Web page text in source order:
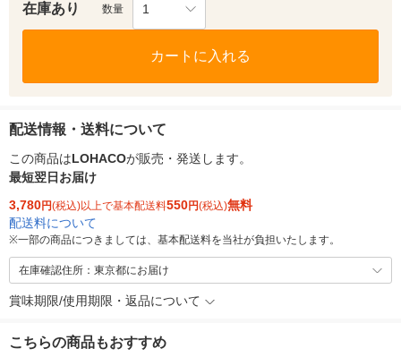
在庫あり 数量 1
カートに入れる
配送情報・送料について
この商品はLOHACOが販売・発送します。
最短翌日お届け
3,780円(税込)以上で基本配送料550円(税込)無料
配送料について
※一部の商品につきましては、基本配送料を当社が負担いたします。
在庫確認住所：東京都にお届け
賞味期限/使用期限・返品について
こちらの商品もおすすめ